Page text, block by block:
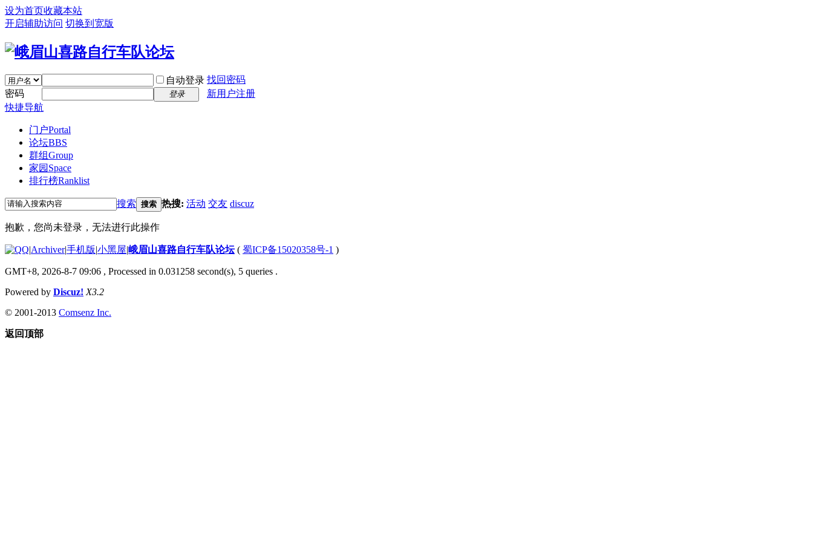
设为首页收藏本站
开启辅助访问 切换到宽版
自动登录 找回密码
密码
登录
新用户注册
快捷导航
门户Portal
论坛BBS
群组Group
家园 Space
排行榜Ranklist
搜索 搜索 热搜: 活动 交友 discuz
抱歉，您尚未登录，无法进行此操作
|Archiver|手机版|小黑屋|峨眉山喜路自行车队论坛( 蜀ICP备15020358号-1 )
GMT+8, 2026-8-7 09:06 , Processed in 0.031258 second(s), 5 queries .
Powered by Discuz! X3.2
© 2001-2013 Comsenz Inc.
返回顶部